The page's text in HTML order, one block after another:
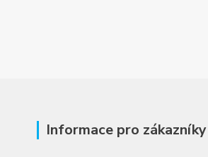
Informace pro zákazníky